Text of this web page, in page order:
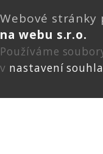
Webové
na webu s.r.o.
Používáme
v nastavení